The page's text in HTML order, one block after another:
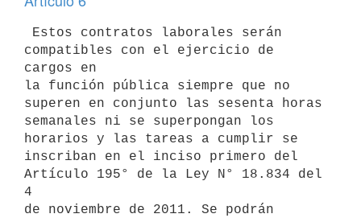
compatibles con el ejercicio de
cargos en
la función pública siempre que no
superen en conjunto las sesenta horas
semanales ni se superpongan los
horarios y las tareas a cumplir se
inscriban en el inciso primero del
Artículo 195° de la Ley N° 18.834 del
4
de noviembre de 2011. Se podrán